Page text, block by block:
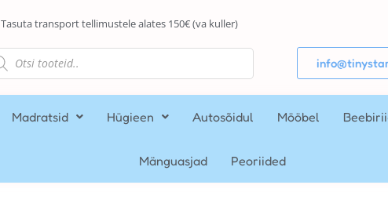
Tasuta transport tellimustele alates 150€ (va kuller)
Madratsid Hügieen Autosõidul Mööbel
Mänguasjad Peoriided